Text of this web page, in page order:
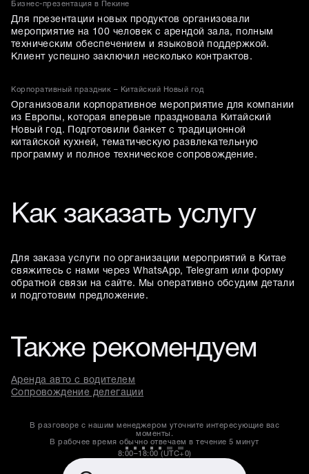
Бизнес-презентация в Пекине
Для презентации новых продуктов организовали
мероприятие на 100 человек с арендой зала, полным
техническим обеспечением и языковой поддержкой.
Клиент успешно заключил несколько контрактов.
Корпоративный праздник – Китайский Новый год
Организовали корпоративное мероприятие для компании
из Европы, которая впервые праздновала Китайский
Новый год. Подготовили банкет с традиционной
китайской кухней, тематическую развлекательную
программу и полное техническое сопровождение.
Как заказать услугу
Для заказа услуги по организации мероприятий в Китае
свяжитесь с нами через WhatsApp, Telegram или форму
обратной связи на сайте. Мы оперативно обсудим детали
и подготовим предложение.
Также рекомендуем
Аренда авто с водителем
Сопровождение делегации
В разговоре с нашим менеджером уточните интересующие вас
моменты.
В рабочее время обычно отвечаем в течение5 минут
8:00–18:00 (UTC+0)